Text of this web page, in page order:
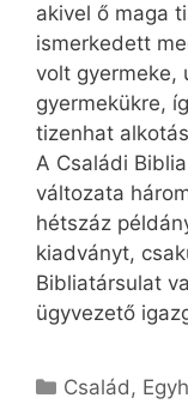
akivel ő maga
ismerkedett
volt gyermeke,
gyermekükre,
tizenhat
A Családi
változata
hétszáz
kiadványt,
Bibliatársulat
ügyvezető
Kategória
Család,